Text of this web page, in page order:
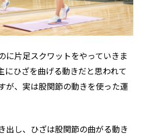
に片足スクワットをやっていきま
にひざを曲げる動きだと思われて
が、実は股関節の動きを使った運
出し、ひざは股関節の曲がる動き